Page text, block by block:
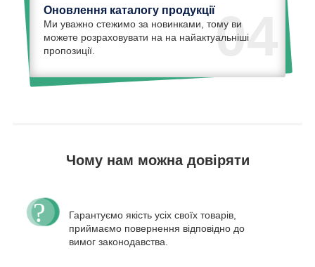
04
Оновлення каталогу продукції
Ми уважно стежимо за новинками, тому ви
можете розраховувати на на найактуальніші
пропозиції.
Чому нам можна довіряти
Гарантуємо якість усіх своїх товарів,
приймаємо повернення відповідно до
вимог законодавства.